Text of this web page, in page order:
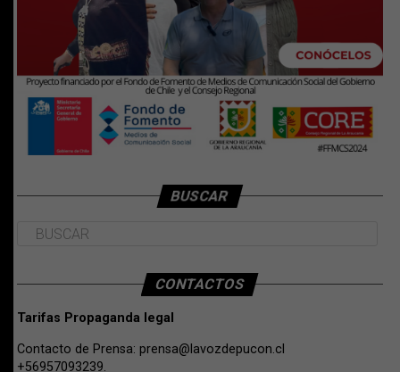
BUSCAR
CONTACTOS
Tarifas Propaganda legal
Contacto de Prensa: prensa@lavozdepucon.cl
+56957093239.